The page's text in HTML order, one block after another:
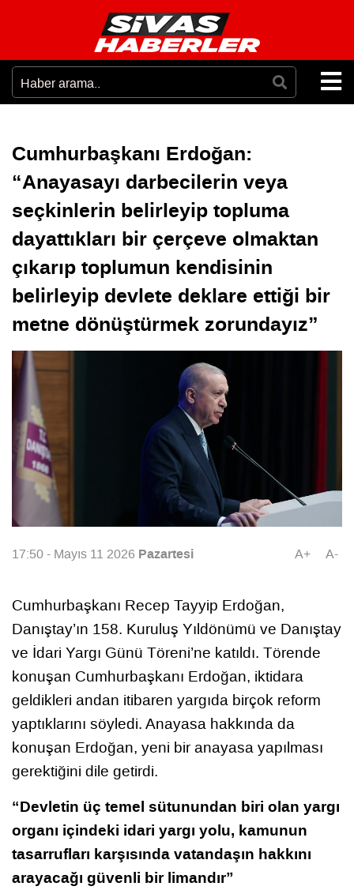
Cumhurbaşkanı Erdoğan:
“Anayasayı darbecilerin veya
seçkinlerin belirleyip topluma
dayattıkları bir çerçeve olmaktan
çıkarıp toplumun kendisinin
belirleyip devlete deklare ettiği bir
metne dönüştürmek zorundayız”
17:50 - Mayıs 11 2026 Pazartesi A+ A-
Cumhurbaşkanı Recep Tayyip Erdoğan,
Danıştay’ın 158. Kuruluş Yıldönümü ve Danıştay
ve İdari Yargı Günü Töreni’ne katıldı. Törende
konuşan Cumhurbaşkanı Erdoğan, iktidara
geldikleri andan itibaren yargıda birçok reform
yaptıklarını söyledi. Anayasa hakkında da
konuşan Erdoğan, yeni bir anayasa yapılması
gerektiğini dile getirdi.
“Devletin üç temel sütunundan biri olan yargı
organı içindeki idari yargı yolu, kamunun
tasarrufları karşısında vatandaşın hakkını
arayacağı güvenli bir limandır”